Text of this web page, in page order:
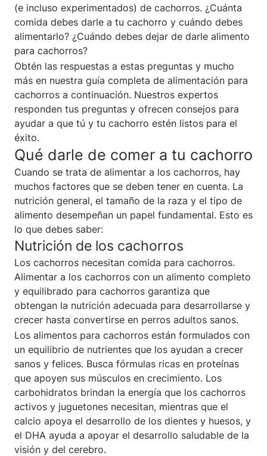
(e incluso experimentados) de cachorros. ¿Cuánta
comida debes darle a tu cachorro y cuándo debes
alimentarlo? ¿Cuándo debes dejar de darle alimento
para cachorros?
Obtén las respuestas a estas preguntas y mucho
más en nuestra guía completa de alimentación para
cachorros a continuación. Nuestros expertos
responden tus preguntas y ofrecen consejos para
ayudar a que tú y tu cachorro estén listos para el
éxito.
Qué darle de comer a tu cachorro
Cuando se trata de alimentar a los cachorros, hay
muchos factores que se deben tener en cuenta. La
nutrición general, el tamaño de la raza y el tipo de
alimento desempeñan un papel fundamental. Esto es
lo que debes saber:
Nutrición de los cachorros
Los cachorros necesitan comida para cachorros.
Alimentar a los cachorros con un alimento completo
y equilibrado para cachorros garantiza que
obtengan la nutrición adecuada para desarrollarse y
crecer hasta convertirse en perros adultos sanos.
Los alimentos para cachorros están formulados con
un equilibrio de nutrientes que los ayudan a crecer
sanos y felices. Busca fórmulas ricas en proteínas
que apoyen sus músculos en crecimiento. Los
carbohidratos brindan la energía que los cachorros
activos y juguetones necesitan, mientras que el
calcio apoya el desarrollo de los dientes y huesos, y
el DHA ayuda a apoyar el desarrollo saludable de la
visión y del cerebro.